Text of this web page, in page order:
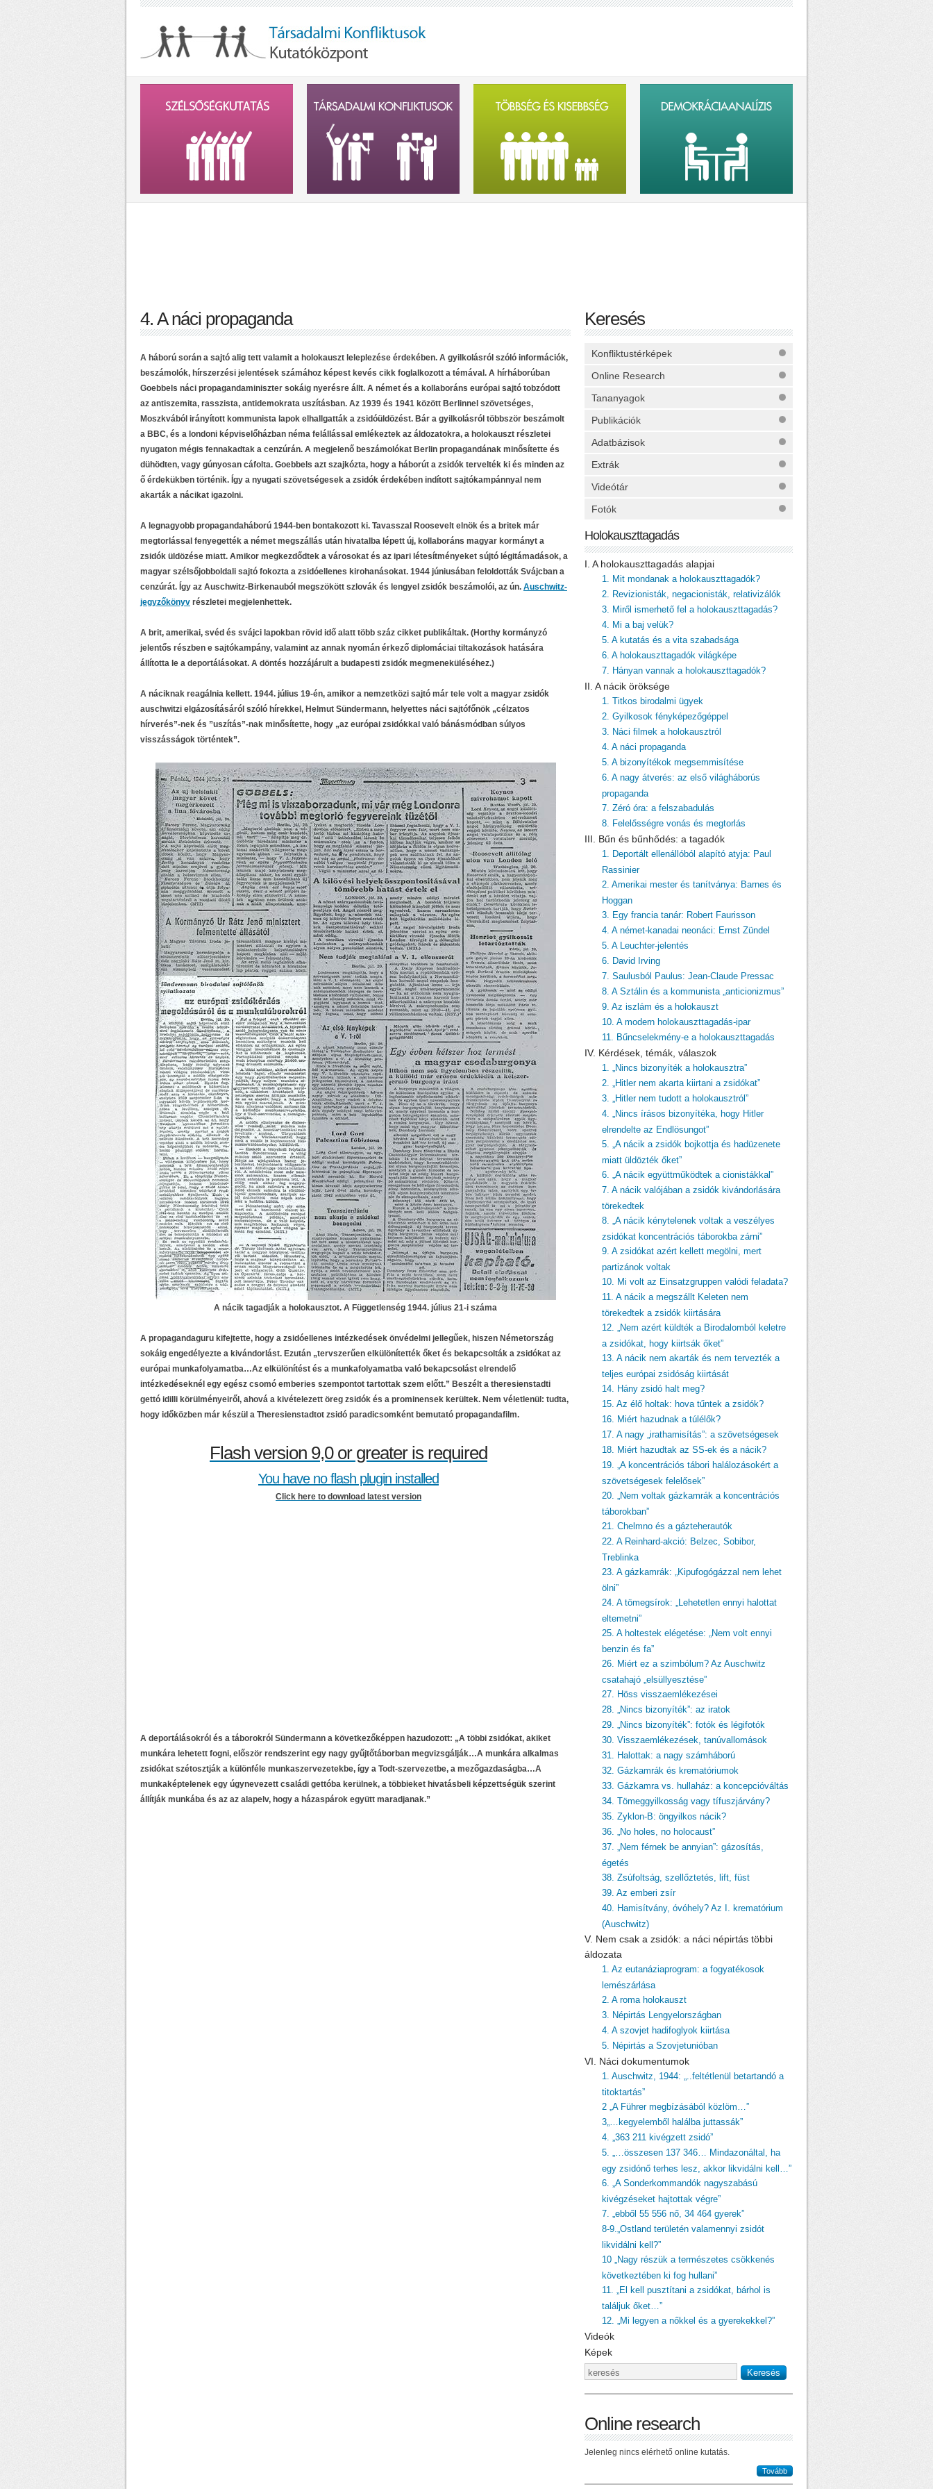
4. A náci propaganda
A háború során a sajtó alig tett valamit a holokauszt leleplezése érdekében. A gyilkolásról szóló információk,
beszámolók, hírszerzési jelentések számához képest kevés cikk foglalkozott a témával. A hírháborúban
Goebbels náci propagandaminiszter sokáig nyerésre állt. A német és a kollaboráns európai sajtó tobzódott
az antiszemita, rasszista, antidemokrata uszításban. Az 1939 és 1941 között Berlinnel szövetséges,
Moszkvából irányított kommunista lapok elhallgatták a zsidóüldözést. Bár a gyilkolásról többször beszámolt
a BBC, és a londoni képviselőházban néma felállással emlékeztek az áldozatokra, a holokauszt részletei
nyugaton mégis fennakadtak a cenzúrán. A megjelenő beszámolókat Berlin propagandának minősítette és
dühödten, vagy gúnyosan cáfolta. Goebbels azt szajkózta, hogy a háborút a zsidók tervelték ki és minden az
ő érdekükben történik. Így a nyugati szövetségesek a zsidók érdekében indított sajtókampánnyal nem
akarták a nácikat igazolni.
A legnagyobb propagandaháború 1944-ben bontakozott ki. Tavasszal Roosevelt elnök és a britek már
megtorlással fenyegették a német megszállás után hivatalba lépett új, kollaboráns magyar kormányt a
zsidók üldözése miatt. Amikor megkezdődtek a városokat és az ipari létesítményeket sújtó légitámadások, a
magyar szélsőjobboldali sajtó fokozta a zsidóellenes kirohanásokat. 1944 júniusában feloldották Svájcban a
cenzúrát. Így az Auschwitz-Birkenauból megszökött szlovák és lengyel zsidók beszámolói, az ún. Auschwitz-
jegyzőkönyv részletei megjelenhettek.
A brit, amerikai, svéd és svájci lapokban rövid idő alatt több száz cikket publikáltak. (Horthy kormányzó
jelentős részben e sajtókampány, valamint az annak nyomán érkező diplomáciai tiltakozások hatására
állította le a deportálásokat. A döntés hozzájárult a budapesti zsidók megmeneküléséhez.)
A náciknak reagálnia kellett. 1944. július 19-én, amikor a nemzetközi sajtó már tele volt a magyar zsidók
auschwitzi elgázosításáról szóló hírekkel, Helmut Sündermann, helyettes náci sajtófőnök „célzatos
hírverés”-nek és ”uszítás”-nak minősítette, hogy „az európai zsidókkal való bánásmódban súlyos
visszásságok történtek”.
A nácik tagadják a holokausztot. A Függetlenség 1944. július 21-i száma
A propagandaguru kifejtette, hogy a zsidóellenes intézkedések önvédelmi jellegűek, hiszen Németország
sokáig engedélyezte a kivándorlást. Ezután „tervszerűen elkülönítették őket és bekapcsolták a zsidókat az
európai munkafolyamatba…Az elkülönítést és a munkafolyamatba való bekapcsolást elrendelő
intézkedéseknél egy egész csomó emberies szempontot tartottak szem előtt.” Beszélt a theresienstadti
gettó idilli körülményeiről, ahová a kivételezett öreg zsidók és a prominensek kerültek. Nem véletlenül: tudta,
hogy időközben már készül a Theresienstadtot zsidó paradicsomként bemutató propagandafilm.
Flash version 9,0 or greater is required
You have no flash plugin installed
Click here to download latest version
A deportálásokról és a táborokról Sündermann a következőképpen hazudozott: „A többi zsidókat, akiket
munkára lehetett fogni, először rendszerint egy nagy gyűjtőtáborban megvizsgálják…A munkára alkalmas
zsidókat szétosztják a különféle munkaszervezetekbe, így a Todt-szervezetbe, a mezőgazdaságba…A
munkaképtelenek egy úgynevezett családi gettóba kerülnek, a többieket hivatásbeli képzettségük szerint
állítják munkába és az az alapelv, hogy a házaspárok együtt maradjanak.”
Keresés
Konfliktustérképek
Online Research
Tananyagok
Publikációk
Adatbázisok
Extrák
Videótár
Fotók
Holokauszttagadás
I. A holokauszttagadás alapjai
1. Mit mondanak a holokauszttagadók?
2. Revizionisták, negacionisták, relativizálók
3. Miről ismerhető fel a holokauszttagadás?
4. Mi a baj velük?
5. A kutatás és a vita szabadsága
6. A holokauszttagadók világképe
7. Hányan vannak a holokauszttagadók?
II. A nácik öröksége
1. Titkos birodalmi ügyek
2. Gyilkosok fényképezőgéppel
3. Náci filmek a holokausztról
4. A náci propaganda
5. A bizonyítékok megsemmisítése
6. A nagy átverés: az első világháborús
propaganda
7. Zéró óra: a felszabadulás
8. Felelősségre vonás és megtorlás
III. Bűn és bűnhődés: a tagadók
1. Deportált ellenállóból alapító atyja: Paul
Rassinier
2. Amerikai mester és tanítványa: Barnes és
Hoggan
3. Egy francia tanár: Robert Faurisson
4. A német-kanadai neonáci: Ernst Zündel
5. A Leuchter-jelentés
6. David Irving
7. Saulusból Paulus: Jean-Claude Pressac
8. A Sztálin és a kommunista „anticionizmus”
9. Az iszlám és a holokauszt
10. A modern holokauszttagadás-ipar
11. Bűncselekmény-e a holokauszttagadás
IV. Kérdések, témák, válaszok
1. „Nincs bizonyíték a holokausztra”
2. „Hitler nem akarta kiirtani a zsidókat”
3. „Hitler nem tudott a holokausztról”
4. „Nincs írásos bizonyítéka, hogy Hitler
elrendelte az Endlösungot”
5. „A nácik a zsidók bojkottja és hadüzenete
miatt üldözték őket”
6. „A nácik együttműködtek a cionistákkal”
7. A nácik valójában a zsidók kivándorlására
törekedtek
8. „A nácik kénytelenek voltak a veszélyes
zsidókat koncentrációs táborokba zárni”
9. A zsidókat azért kellett megölni, mert
partizánok voltak
10. Mi volt az Einsatzgruppen valódi feladata?
11. A nácik a megszállt Keleten nem
törekedtek a zsidók kiirtására
12. „Nem azért küldték a Birodalomból keletre
a zsidókat, hogy kiirtsák őket”
13. A nácik nem akarták és nem tervezték a
teljes európai zsidóság kiirtását
14. Hány zsidó halt meg?
15. Az élő holtak: hova tűntek a zsidók?
16. Miért hazudnak a túlélők?
17. A nagy „irathamisítás”: a szövetségesek
18. Miért hazudtak az SS-ek és a nácik?
19. „A koncentrációs tábori halálozásokért a
szövetségesek felelősek”
20. „Nem voltak gázkamrák a koncentrációs
táborokban”
21. Chelmno és a gázteherautók
22. A Reinhard-akció: Belzec, Sobibor,
Treblinka
23. A gázkamrák: „Kipufogógázzal nem lehet
ölni”
24. A tömegsírok: „Lehetetlen ennyi halottat
eltemetni”
25. A holtestek elégetése: „Nem volt ennyi
benzin és fa”
26. Miért ez a szimbólum? Az Auschwitz
csatahajó „elsüllyesztése”
27. Höss visszaemlékezései
28. „Nincs bizonyíték”: az iratok
29. „Nincs bizonyíték”: fotók és légifotók
30. Visszaemlékezések, tanúvallomások
31. Halottak: a nagy számháború
32. Gázkamrák és krematóriumok
33. Gázkamra vs. hullaház: a koncepcióváltás
34. Tömeggyilkosság vagy tífuszjárvány?
35. Zyklon-B: öngyilkos nácik?
36. „No holes, no holocaust”
37. „Nem férnek be annyian”: gázosítás,
égetés
38. Zsúfoltság, szellőztetés, lift, füst
39. Az emberi zsír
40. Hamisítvány, óvóhely? Az I. krematórium
(Auschwitz)
V. Nem csak a zsidók: a náci népirtás többi
áldozata
1. Az eutanáziaprogram: a fogyatékosok
lemészárlása
2. A roma holokauszt
3. Népirtás Lengyelországban
4. A szovjet hadifoglyok kiirtása
5. Népirtás a Szovjetunióban
VI. Náci dokumentumok
1. Auschwitz, 1944: „..feltétlenül betartandó a
titoktartás”
2 „A Führer megbízásából közlöm…”
3„…kegyelemből halálba juttassák”
4. „363 211 kivégzett zsidó”
5. „…összesen 137 346… Mindazonáltal, ha
egy zsidónő terhes lesz, akkor likvidálni kell…”
6. „A Sonderkommandók nagyszabású
kivégzéseket hajtottak végre”
7. „ebből 55 556 nő, 34 464 gyerek”
8-9.„Ostland területén valamennyi zsidót
likvidálni kell?”
10 „Nagy részük a természetes csökkenés
következtében ki fog hullani”
11. „El kell pusztítani a zsidókat, bárhol is
találjuk őket…”
12. „Mi legyen a nőkkel és a gyerekekkel?”
Videók
Képek
Online research
Jelenleg nincs elérhető online kutatás.
Tovább